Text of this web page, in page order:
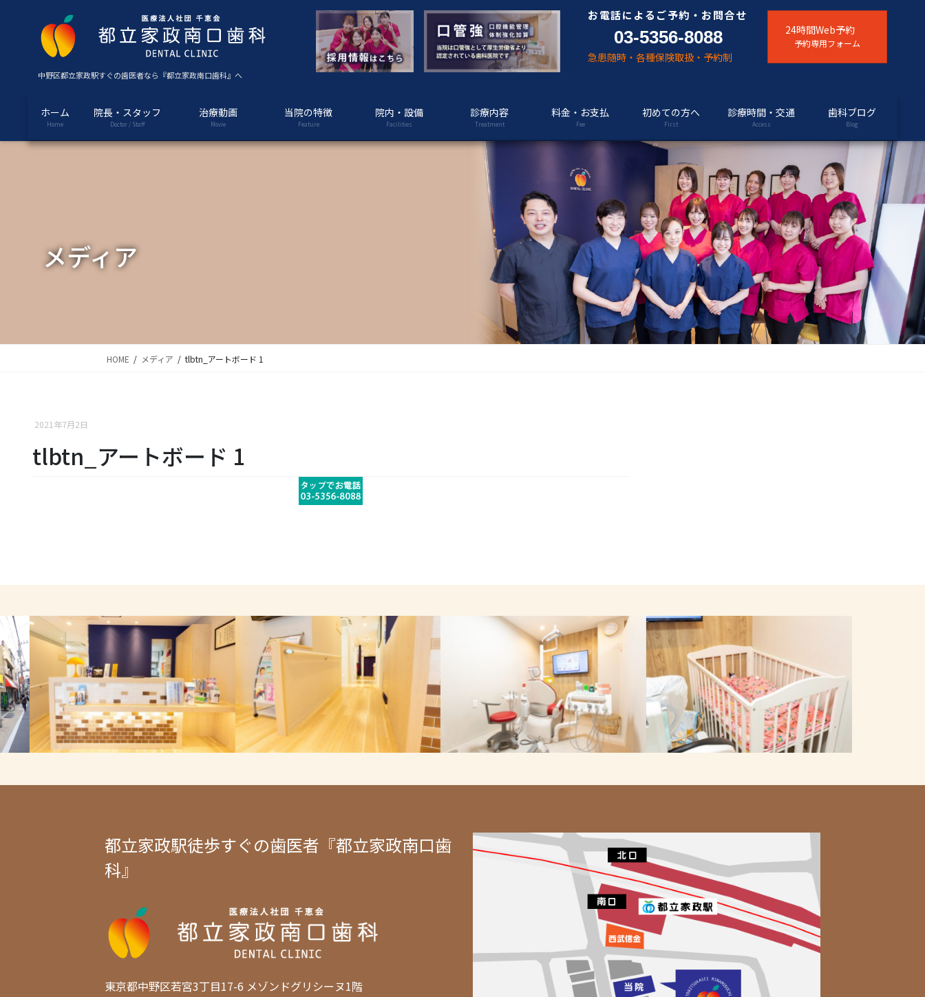
移
中野区都立家政駅すぐの歯医者なら『都立家政南口歯科』へ
お電話によるご予約・お問合せ
03-5356-8088
急患随時・各種保険取扱・予約制
24時間Web予約
予約専用フォーム
ホーム
Home
院長・スタッフ
Doctor / Staff
治療動画
Movie
当院の特徴
Feature
院内・設備
Facilities
診療内容
Treatment
料金・お支払
Fee
初めての方へ
First
診療時間・交通
Access
歯科ブログ
Blog
メディア
HOME メディア tlbtn_アートボード 1
2021年7月2日
tlbtn_アートボード 1
都立家政駅徒歩すぐの歯医者『都立家政南口歯
科』
東京都中野区若宮3丁目17-6 メゾンドグリシーヌ1階